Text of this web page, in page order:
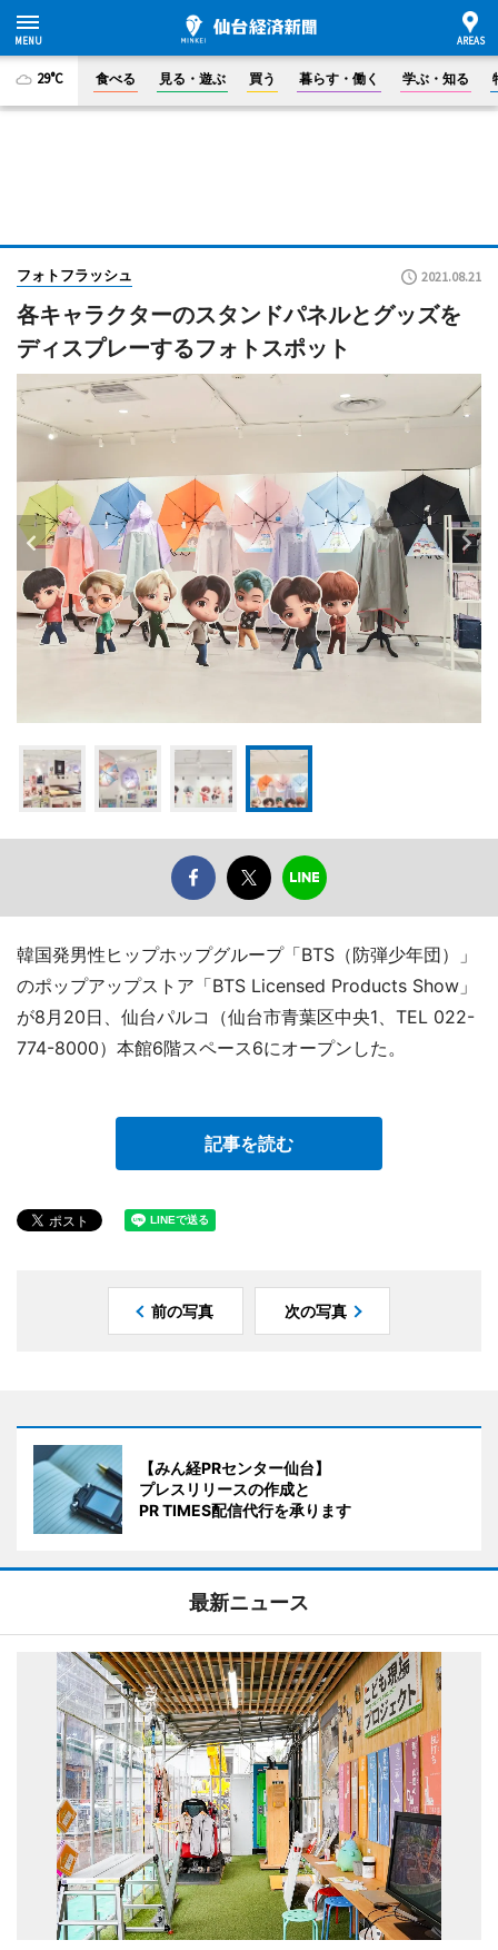
29°C 食べる 見る・遊ぶ 買う 暮らす・働く 学ぶ・知る
フォトフラッシュ 2021.08.21
各キャラクターのスタンドパネルとグッズを
ディスプレーするフォトスポット
韓国発男性ヒップホップグループ「BTS（防弾少年団）」
のポップアップストア「BTS Licensed Products Show」
が8月20日、仙台パルコ（仙台市青葉区中央1、TEL 022-
774-8000）本館6階スペース6にオープンした。
記事を読む
前の写真 次の写真
【みん経PRセンター仙台】
プレスリリースの作成と
PR TIMES配信代行を承ります
最新ニュース